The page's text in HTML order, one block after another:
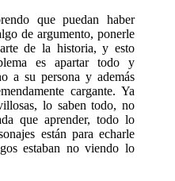
que puedan haber
de argumento, ponerle
de la historia, y esto
es apartar todo y
a su persona y además
cargante. Ya
lo saben todo, no
que aprender, todo lo
están para echarle
estaban no viendo lo